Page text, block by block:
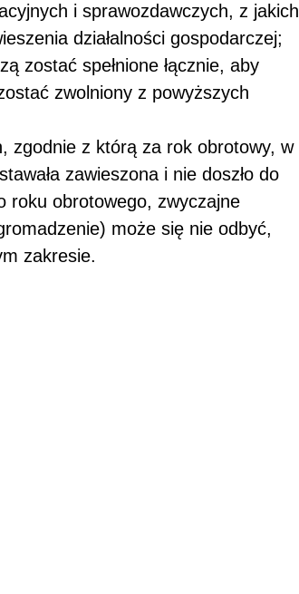
i sprawozdawczych, z jakich
działalności gospodarczej;
zostać spełnione łącznie, aby
zwolniony z powyższych
zgodnie z którą za rok obrotowy, w
zawieszona i nie doszło do
roku obrotowego, zwyczajne
może się nie odbyć,
zakresie.